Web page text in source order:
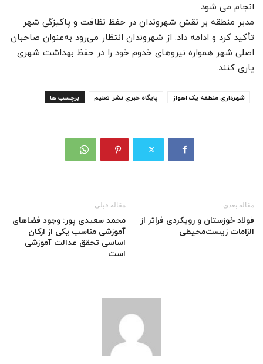
انجام می شود.
مدیر منطقه بر نقش شهروندان در حفظ نظافت و پاکیزگی شهر
تأکید کرد و ادامه داد: از شهروندان انتظار می‌رود به‌عنوان صاحبان
اصلی شهر همواره نیروهای خدوم خود را در حفظ بهداشت شهری
یاری کنند.
برچسب ها پایگاه خبری نشر تعلیم شهرداری منطقه یک اهواز
مقاله قبلی
محمد سعیدی پور: وجود فضاهای
آموزشی مناسب یکی از ارکان
اساسی تحقق عدالت آموزشی
است
مقاله بعدی
فولاد خوزستان و رویکردی فراتر از
الزامات زیست‌محیطی